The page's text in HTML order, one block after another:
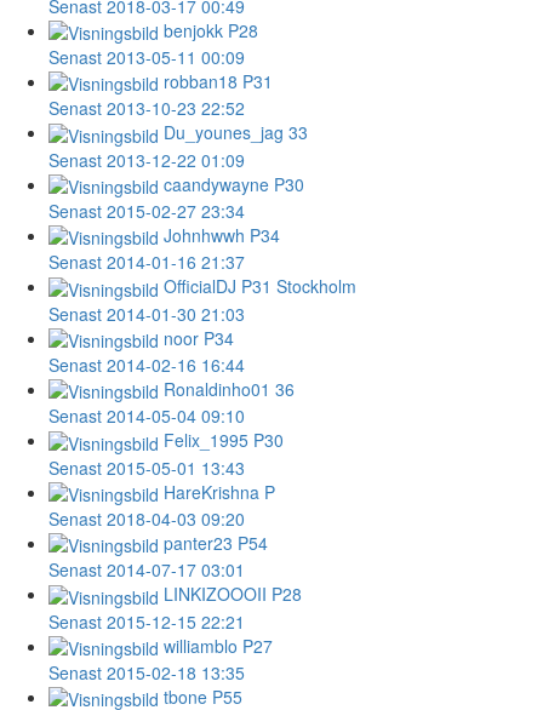
Senast 2018-03-17 00:49
benjokk P28
Senast 2013-05-11 00:09
robban18 P31
Senast 2013-10-23 22:52
Du_younes_jag 33
Senast 2013-12-22 01:09
caandywayne P30
Senast 2015-02-27 23:34
Johnhwwh P34
Senast 2014-01-16 21:37
OfficialDJ P31 Stockholm
Senast 2014-01-30 21:03
noor P34
Senast 2014-02-16 16:44
Ronaldinho01 36
Senast 2014-05-04 09:10
Felix_1995 P30
Senast 2015-05-01 13:43
HareKrishna P
Senast 2018-04-03 09:20
panter23 P54
Senast 2014-07-17 03:01
LINKIZOOOII P28
Senast 2015-12-15 22:21
williamblo P27
Senast 2015-02-18 13:35
tbone P55